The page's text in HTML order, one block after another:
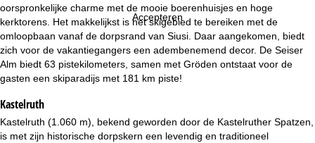
Accepteren
g
i
n
oorspronkelijke charme met de mooie boerenhuisjes en hoge
kerktorens. Het makkelijkst is het skigebied te bereiken met de
omloopbaan vanaf de dorpsrand van Siusi. Daar aangekomen, biedt
zich voor de vakantiegangers een adembenemend decor. De Seiser
Alm biedt 63 pistekilometers, samen met Gröden ontstaat voor de
gasten een skiparadijs met 181 km piste!
Kastelruth
Kastelruth (1.060 m), bekend geworden door de Kastelruther Spatzen,
is met zijn historische dorpskern een levendig en traditioneel